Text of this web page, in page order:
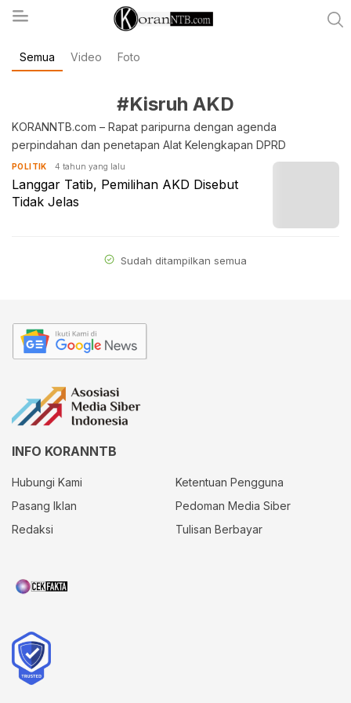
koranntb.com
Semua Video Foto
#Kisruh AKD
KORANNTB.com – Rapat paripurna dengan agenda
perpindahan dan penetapan Alat Kelengkapan DPRD
POLITIK 4 tahun yang lalu
Langgar Tatib, Pemilihan AKD Disebut
Tidak Jelas
Sudah ditampilkan semua
INFO KORANNTB
Hubungi Kami
Ketentuan Pengguna
Pasang Iklan
Pedoman Media Siber
Redaksi
Tulisan Berbayar